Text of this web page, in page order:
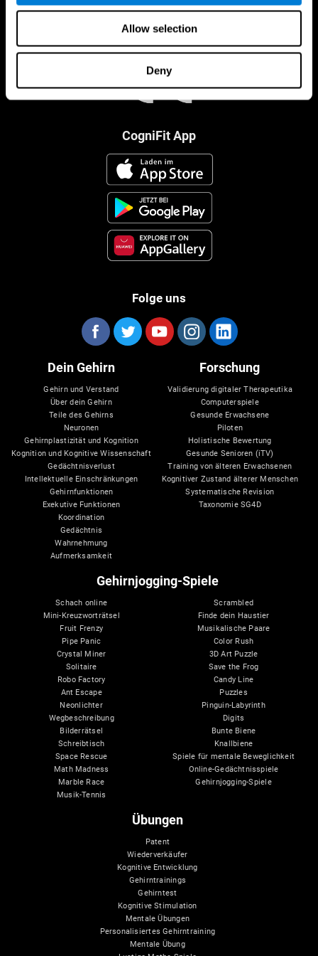
Allow selection
Deny
CogniFit App
Folge uns
Dein Gehirn
Gehirn und Verstand
Über dein Gehirn
Teile des Gehirns
Neuronen
Gehirnplastizität und Kognition
Kognition und Kognitive Wissenschaft
Gedächtnisverlust
Intellektuelle Einschränkungen
Gehirnfunktionen
Exekutive Funktionen
Koordination
Gedächtnis
Wahrnehmung
Aufmerksamkeit
Forschung
Validierung digitaler Therapeutika
Computerspiele
Gesunde Erwachsene
Piloten
Holistische Bewertung
Gesunde Senioren (iTV)
Training von älteren Erwachsenen
Kognitiver Zustand älterer Menschen
Systematische Revision
Taxonomie SG4D
Gehirnjogging-Spiele
Schach online
Mini-Kreuzworträtsel
Fruit Frenzy
Pipe Panic
Crystal Miner
Solitaire
Robo Factory
Ant Escape
Neonlichter
Wegbeschreibung
Bilderrätsel
Schreibtisch
Space Rescue
Math Madness
Marble Race
Musik-Tennis
Scrambled
Finde dein Haustier
Musikalische Paare
Color Rush
3D Art Puzzle
Save the Frog
Candy Line
Puzzles
Pinguin-Labyrinth
Digits
Bunte Biene
Knallbiene
Spiele für mentale Beweglichkeit
Online-Gedächtnisspiele
Gehirnjogging-Spiele
Übungen
Patent
Wiederverkäufer
Kognitive Entwicklung
Gehirntrainings
Gehirntest
Kognitive Stimulation
Mentale Übungen
Personalisiertes Gehirntraining
Mentale Übung